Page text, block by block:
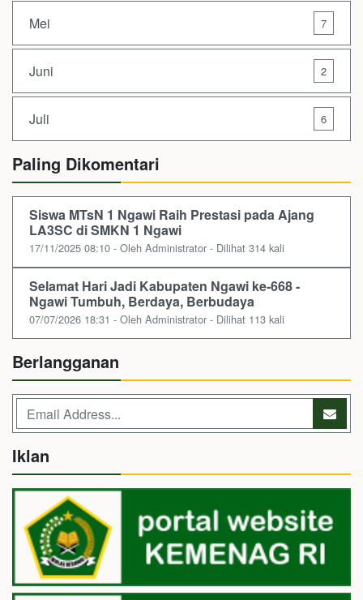
Mei 7
Juni 2
Juli 6
Paling Dikomentari
Siswa MTsN 1 Ngawi Raih Prestasi pada Ajang
LA3SC di SMKN 1 Ngawi
17/11/2025 08:10 - Oleh Administrator - Dilihat 314 kali
Selamat Hari Jadi Kabupaten Ngawi ke-668 -
Ngawi Tumbuh, Berdaya, Berbudaya
07/07/2026 18:31 - Oleh Administrator - Dilihat 113 kali
Berlangganan
Iklan